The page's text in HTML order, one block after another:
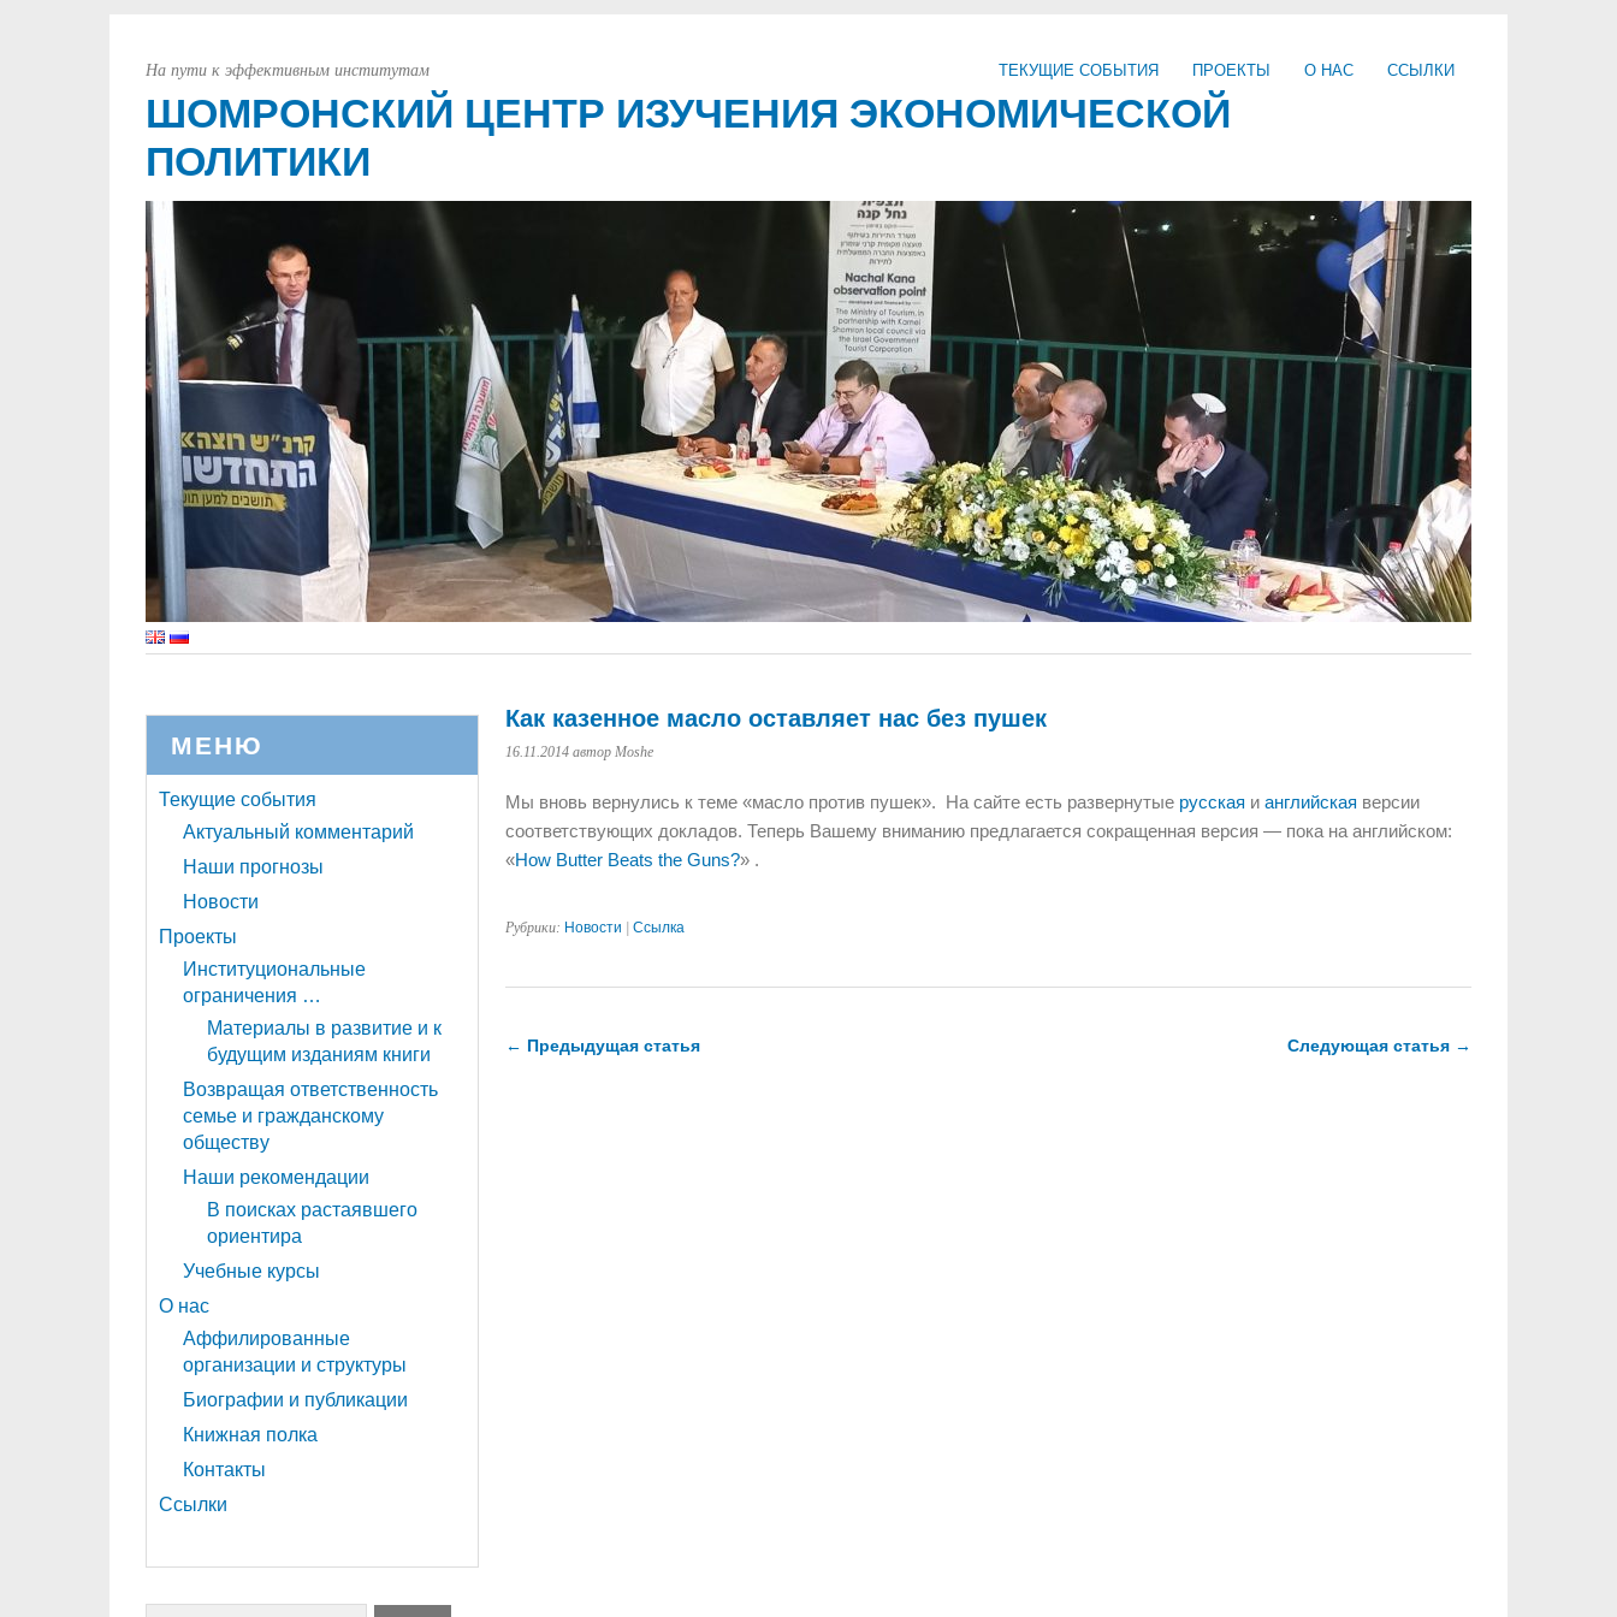
ТЕКУЩИЕ СОБЫТИЯ ПРОЕКТЫ О НАС ССЫЛКИ
ШОМРОНСКИЙ ЦЕНТР ИЗУЧЕНИЯ ЭКОНОМИЧЕСКОЙ
ПОЛИТИКИ
На пути к эффективным институтам
Как казенное масло оставляет нас без пушек
16.11.2014 автор Moshe
Мы вновь вернулись к теме «масло против пушек». На сайте есть развернутые русская ианглийская версии
соответствующих докладов. Теперь Вашему вниманию предлагается сокращенная версия — пока на английском:
«How Butter Beats the Guns?» .
Рубрики: Новости |Ссылка
← Предыдущая статья Следующая статья →
МЕНЮ
Текущие события
Актуальный комментарий
Наши прогнозы
Новости
Проекты
Институциональные
ограничения …
Материалы в развитие и к
будущим изданиям книги
Возвращая ответственность
семье и гражданскому
обществу
Наши рекомендации
В поисках растаявшего
ориентира
Учебные курсы
О нас
Аффилированные
организации и структуры
Биографии и публикации
Книжная полка
Контакты
Ссылки